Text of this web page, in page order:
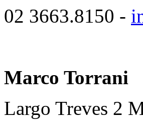
02 3663.8150 -
Marco Torrani
Largo Treves 2